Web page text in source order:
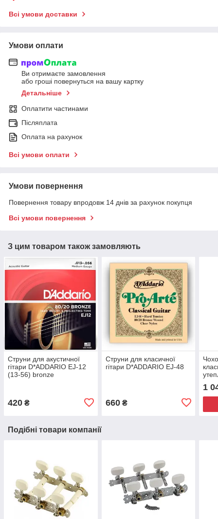
Всі умови доставки
Умови оплати
Ви отримаєте замовлення
або гроші повернуться на вашу картку
Детальніше
Оплатити частинами
Післяплата
Оплата на рахунок
Всі умови оплати
Умови повернення
Повернення товару впродовж 14 днів за рахунок покупця
Всі умови повернення
З цим товаром також замовляють
Струни для акустичної
гітари D*ADDARIO EJ-12
(13-56) bronze
420 ₴
Струни для класичної
гітари D*ADDARIO EJ-48
660₴
1
Подібні товари компанії